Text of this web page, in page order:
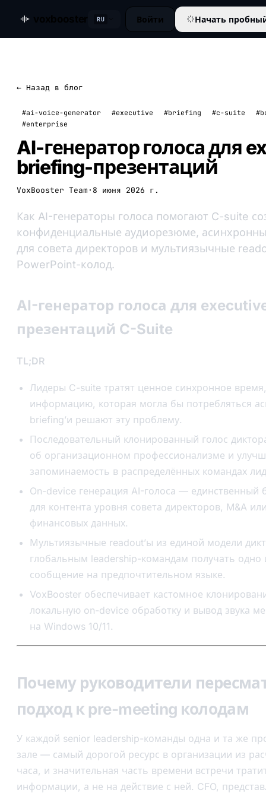
RU Войти Начать
← Назад в блог
#ai-voice-generator #executive #briefing #c-suite
#enterprise
AI-генератор голоса для
briefing-презентаций
VoxBooster Team · 8 июня 2026 г.
Как AI-генераторы голоса помогают C-suite
конфиденциальные аудиорезюме,
для совета директоров и мультиязычные
PowerPoint-колод.
AI-генератор голоса для
презентаций C-Suite
TL;DR
Лидеры C-suite тратят ценное синхронное
информацию, которая могла бы потребляться
briefing’и решают эту проблему.
Последовательный клонированный голос
об организационном профессионализме и
запоминаемость в распределённых командах
On-device генерация AI-голоса — единственный
для контента уровня совета директоров, M&A
финансовых данных.
Мультиязычные readout’ы из единой модели
глобальным leadership-командам получать одно
сообщение на предпочтительном языке.
VoxBooster обеспечивает кастомное
локальную on-device обработку и вывод звука
на Windows 10/11.
Почему руководители
подход к pre-meeting колодам
У каждой senior leadership-команды одна и та же
зале — самый дорогой ресурс в организации из
часа, и значительная часть времени встречи
информации, а не на действие с ней. CFO,